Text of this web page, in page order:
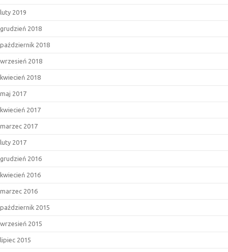
luty 2019
grudzień 2018
październik 2018
wrzesień 2018
kwiecień 2018
maj 2017
kwiecień 2017
marzec 2017
luty 2017
grudzień 2016
kwiecień 2016
marzec 2016
październik 2015
wrzesień 2015
lipiec 2015